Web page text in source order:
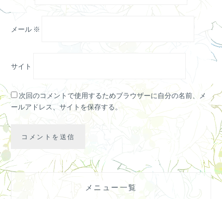
メール ※
サイト
次回のコメントで使用するためブラウザーに自分の名前、メ
ールアドレス、サイトを保存する。
メニュー一覧